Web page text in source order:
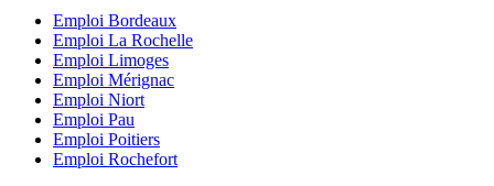
Emploi Bordeaux
Emploi La Rochelle
Emploi Limoges
Emploi Mérignac
Emploi Niort
Emploi Pau
Emploi Poitiers
Emploi Rochefort